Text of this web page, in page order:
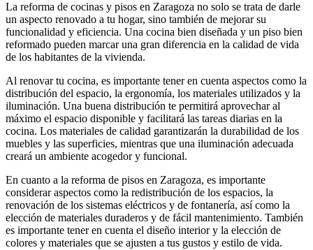
La reforma de cocinas y pisos en Zaragoza no solo se trata de darle
un aspecto renovado a tu hogar, sino también de mejorar su
funcionalidad y eficiencia. Una cocina bien diseñada y un piso bien
reformado pueden marcar una gran diferencia en la calidad de vida
de los habitantes de la vivienda.
Al renovar tu cocina, es importante tener en cuenta aspectos como la
distribución del espacio, la ergonomía, los materiales utilizados y la
iluminación. Una buena distribución te permitirá aprovechar al
máximo el espacio disponible y facilitará las tareas diarias en la
cocina. Los materiales de calidad garantizarán la durabilidad de los
muebles y las superficies, mientras que una iluminación adecuada
creará un ambiente acogedor y funcional.
En cuanto a la reforma de pisos en Zaragoza, es importante
considerar aspectos como la redistribución de los espacios, la
renovación de los sistemas eléctricos y de fontanería, así como la
elección de materiales duraderos y de fácil mantenimiento. También
es importante tener en cuenta el diseño interior y la elección de
colores y materiales que se ajusten a tus gustos y estilo de vida.